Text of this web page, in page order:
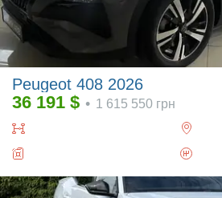
Peugeot 408 2026
36 191 $ • 1 615 550 грн